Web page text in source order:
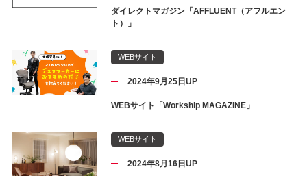
ダイレクトマガジン「AFFLUENT（アフルエン
ト）」
WEBサイト
2024年9月25日UP
WEBサイト「Workship MAGAZINE」
WEBサイト
2024年8月16日UP